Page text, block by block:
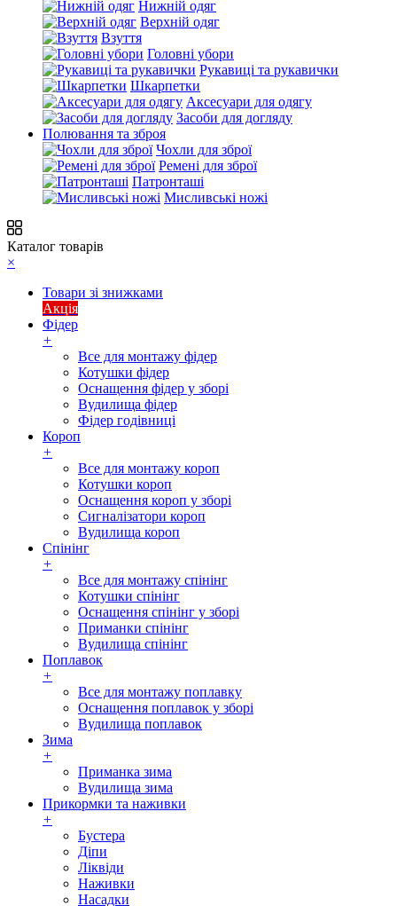
Нижній одяг
Верхній одяг
Взуття
Головні убори
Рукавиці та рукавички
Шкарпетки
Аксесуари для одягу
Засоби для догляду
Полювання та зброя
Чохли для зброї
Ремені для зброї
Патронташі
Мисливські ножі
Каталог товарів
×
Товари зі знижками
Акція
Фідер
+
Все для монтажу фідер
Котушки фідер
Оснащення фідер у зборі
Вудилища фідер
Фідер годівниці
Короп
+
Все для монтажу короп
Котушки короп
Оснащення короп у зборі
Сигналізатори короп
Вудилища короп
Спінінг
+
Все для монтажу спінінг
Котушки спінінг
Оснащення спінінг у зборі
Приманки спінінг
Вудилища спінінг
Поплавок
+
Все для монтажу поплавку
Оснащення поплавок у зборі
Вудилища поплавок
Зима
+
Приманка зима
Вудилища зима
Прикормки та наживки
+
Бустера
Діпи
Ліквіди
Наживки
Насадки